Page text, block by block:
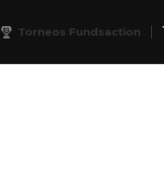
Torneos Fundsaction